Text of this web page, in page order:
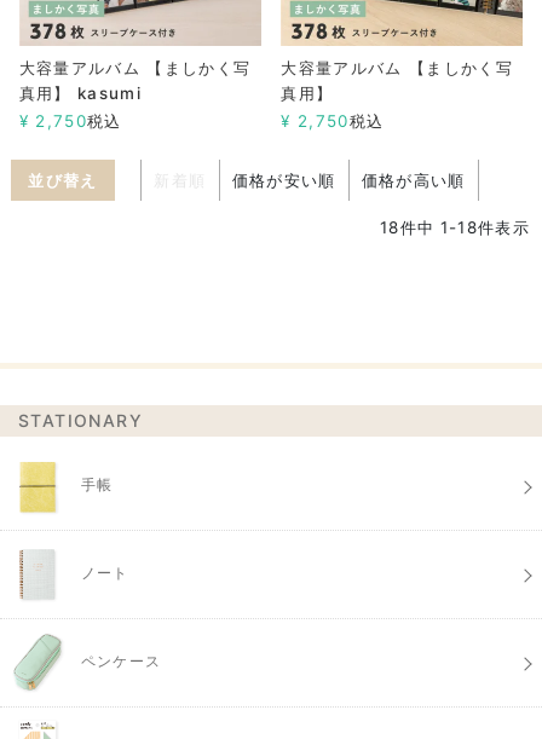
大容量アルバム 【ましかく写
真用】 kasumi
¥ 2,750税込
大容量アルバム 【ましかく写
真用】
¥ 2,750税込
並び替え 価格が安い順 価格が高い順
18件中 1-18件表示
STATIONARY
手帳
ノート
ペンケース